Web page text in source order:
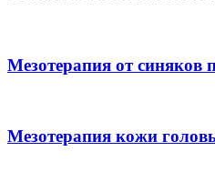
Мезотерапия от синяков
Мезотерапия кожи